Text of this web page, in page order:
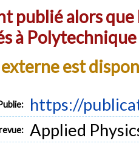
publié alors
à
est
https://
Applied